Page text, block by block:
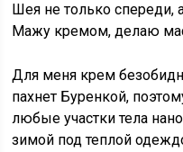
Шея не только спереди,
Мажу кремом, делаю
Для меня крем
пахнет Буренкой,
любые участки тела
зимой под теплой